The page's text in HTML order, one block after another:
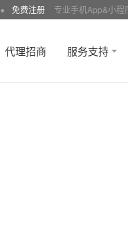
● 免费注册 专业手机App&小程
代理招商 服务支持